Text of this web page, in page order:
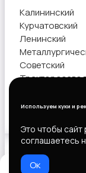
Используем куки и
Это чтобы сайт
соглашаетесь
Ок
Калининский
Курчатовский
Ленинский
Советский
Показать